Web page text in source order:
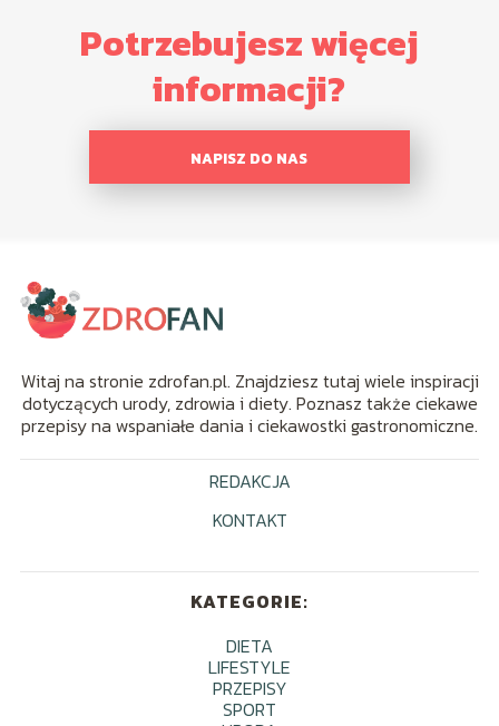
Potrzebujesz więcej
informacji?
NAPISZ DO NAS
Witaj na stronie zdrofan.pl. Znajdziesz tutaj wiele inspiracji
dotyczących urody, zdrowia i diety. Poznasz także ciekawe
przepisy na wspaniałe dania i ciekawostki gastronomiczne.
REDAKCJA
KONTAKT
KATEGORIE:
DIETA
LIFESTYLE
PRZEPISY
SPORT